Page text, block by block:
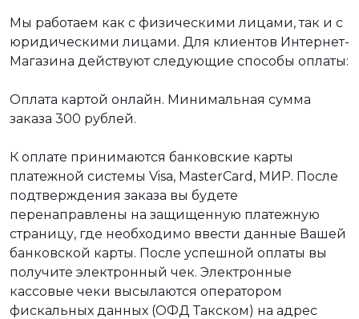
Мы работаем как с физическими лицами, так и с
юридическими лицами. Для клиентов Интернет-
Магазина действуют следующие способы оплаты:
Оплата картой онлайн. Минимальная сумма
заказа 300 рублей.
К оплате принимаются банковские карты
платежной системы Visa, MasterCard, МИР. После
подтверждения заказа вы будете
перенаправлены на защищенную платежную
страницу, где необходимо ввести данные Вашей
банковской карты. После успешной оплаты вы
получите электронный чек. Электронные
кассовые чеки высылаются оператором
фискальных данных (ОФД Такском) на адрес